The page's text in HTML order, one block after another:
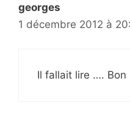
georges
1 décembre 2012 à
Il fallait lire ….